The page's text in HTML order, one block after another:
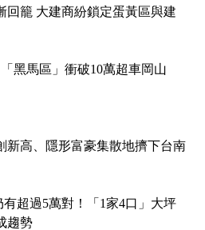
回籠 大建商紛鎖定蛋黃區與建
黑馬區」衝破10萬超車岡山
新高、隱形富豪集散地擠下台南
超過5萬對！「1家4口」大坪
趨勢